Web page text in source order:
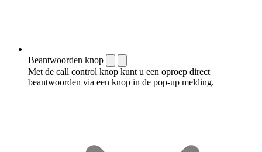
Beantwoorden knop
Met de call control knop kunt u een oproep direct
beantwoorden via een knop in de pop-up melding.